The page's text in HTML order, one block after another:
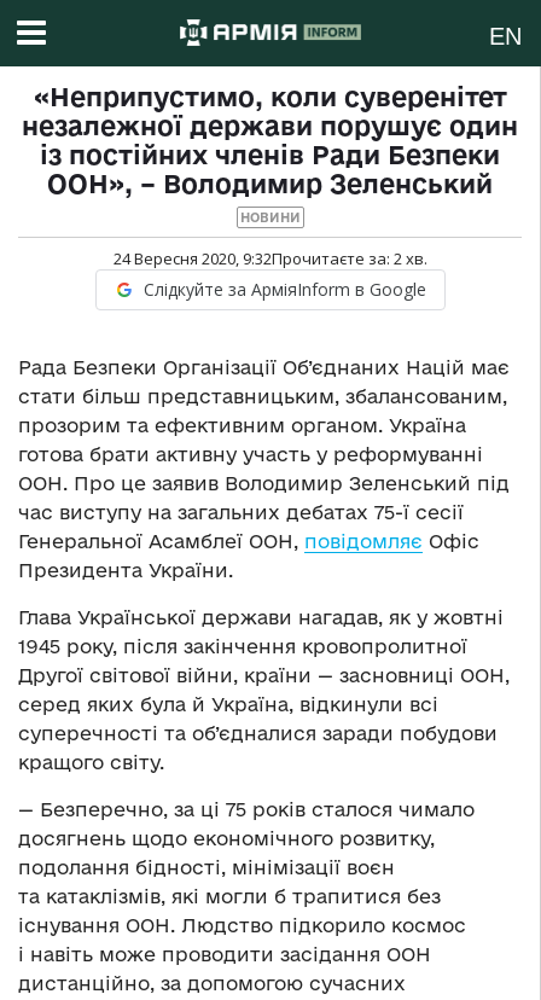
EN
«Неприпустимо, коли суверенітет
незалежної держави порушує один
із постійних членів Ради Безпеки
ООН», – Володимир Зеленський
НОВИНИ
24 Вересня 2020, 9:32Прочитаєте за: 2хв.
Слідкуйте за АрміяInform в Google
Рада Безпеки Організації Об’єднаних Націй має
стати більш представницьким, збалансованим,
прозорим та ефективним органом. Україна
готова брати активну участь у реформуванні
ООН. Про це заявив Володимир Зеленський під
час виступу на загальних дебатах 75-ї сесії
Генеральної Асамблеї ООН, повідомляє Офіс
Президента України.
Глава Української держави нагадав, як у жовтні
1945 року, після закінчення кровопролитної
Другої світової війни, країни — засновниці ООН,
серед яких була й Україна, відкинули всі
суперечності та об’єдналися заради побудови
кращого світу.
— Безперечно, за ці 75 років сталося чимало
досягнень щодо економічного розвитку,
подолання бідності, мінімізації воєн
та катаклізмів, які могли б трапитися без
існування ООН. Людство підкорило космос
і навіть може проводити засідання ООН
дистанційно, за допомогою сучасних